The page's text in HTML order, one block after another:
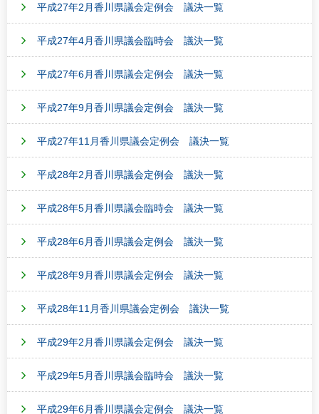
平成27年2月香川県議会定例会 議決一覧
平成27年4月香川県議会臨時会 議決一覧
平成27年6月香川県議会定例会 議決一覧
平成27年9月香川県議会定例会 議決一覧
平成27年11月香川県議会定例会 議決一覧
平成28年2月香川県議会定例会 議決一覧
平成28年5月香川県議会臨時会 議決一覧
平成28年6月香川県議会定例会 議決一覧
平成28年9月香川県議会定例会 議決一覧
平成28年11月香川県議会定例会 議決一覧
平成29年2月香川県議会定例会 議決一覧
平成29年5月香川県議会臨時会 議決一覧
平成29年6月香川県議会定例会 議決一覧